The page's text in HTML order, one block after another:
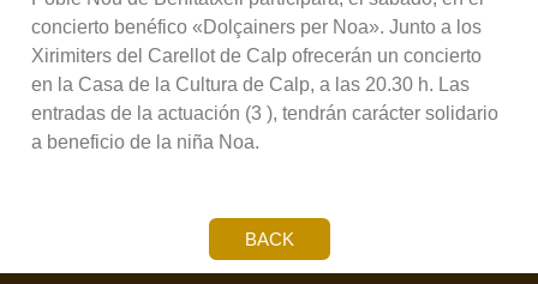
concierto benéfico «Dolçainers per Noa». Junto a los
Xirimiters del Carellot de Calp ofrecerán un concierto
en la Casa de la Cultura de Calp, a las 20.30 h. Las
entradas de la actuación (3 ), tendrán carácter solidario
a beneficio de la niña Noa.
BACK